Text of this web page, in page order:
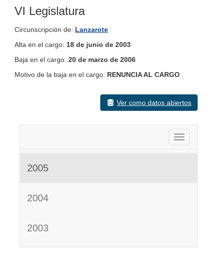
VI Legislatura
Circunscripción de: Lanzarote
Alta en el cargo: 18 de junio de 2003
Baja en el cargo: 20 de marzo de 2006
Motivo de la baja en el cargo: RENUNCIA AL CARGO
Ver como datos abiertos
Activar
2005
2004
2003